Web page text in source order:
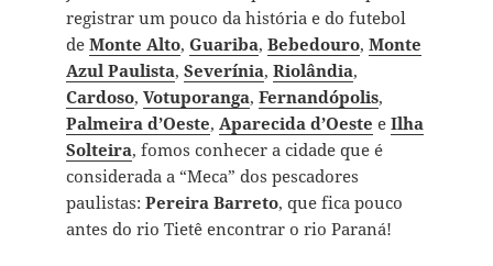
registrar um pouco da história e do futebol
de Monte Alto, Guariba, Bebedouro, Monte
Azul Paulista, Severínia, Riolândia,
Cardoso, Votuporanga, Fernandópolis,
Palmeira d’Oeste, Aparecida d’Oeste e Ilha
Solteira, fomos conhecer a cidade que é
considerada a “Meca” dos pescadores
paulistas: Pereira Barreto, que fica pouco
antes do rio Tietê encontrar o rio Paraná!